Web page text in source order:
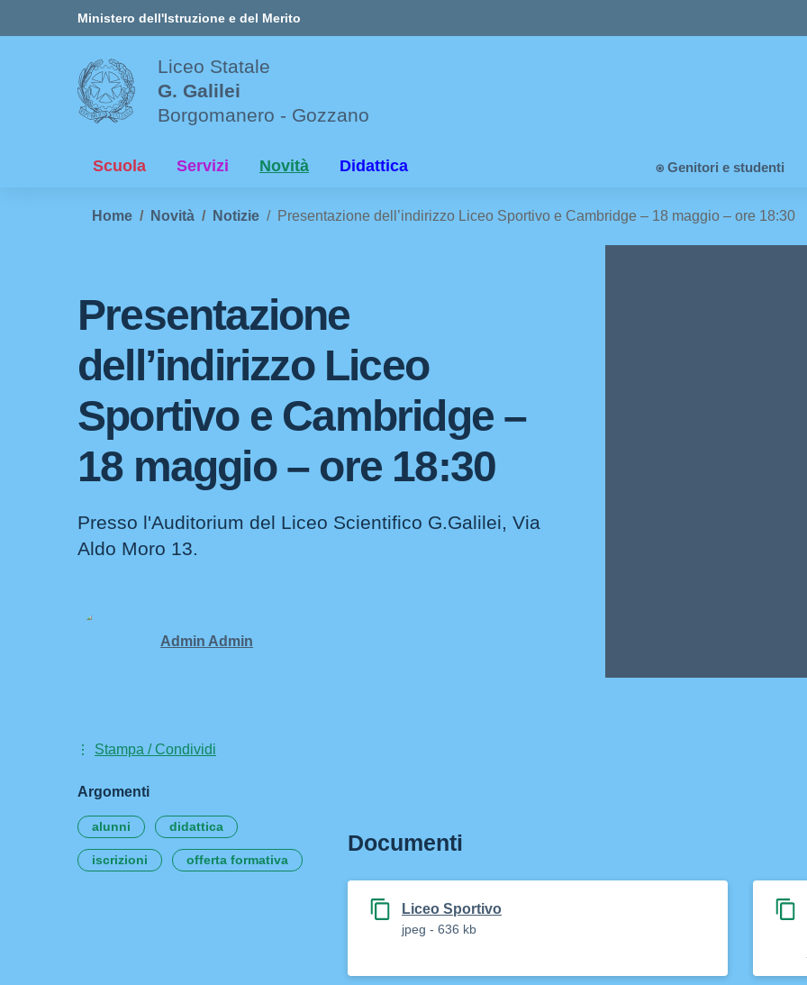
Ministero dell'Istruzione e del Merito
Liceo Statale
G. Galilei
Borgomanero - Gozzano
Scuola Servizi Novità Didattica ⍟ Genitori e studenti
Home Novità Notizie Presentazione dell’indirizzo Liceo Sportivo e Cambridge – 18 maggio – ore 18:30
Presentazione
dell’indirizzo Liceo
Sportivo e Cambridge –
18 maggio – ore 18:30
Presso l'Auditorium del Liceo Scientifico G.Galilei, Via
Aldo Moro 13.
Admin Admin
Documenti
Liceo Sportivo
jpeg - 636 kb
Stampa / Condividi
Argomenti
alunni didattica
iscrizioni offerta formativa